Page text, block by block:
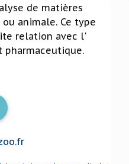
de matières
animale. Ce type
relation avec l'